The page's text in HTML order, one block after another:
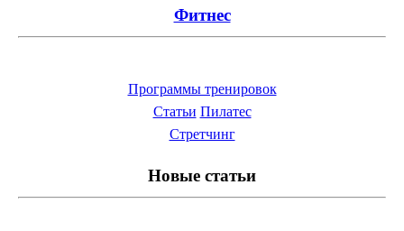
Фитнес
Программы тренировок
Статьи Пилатес
Cтретчинг
Новые статьи